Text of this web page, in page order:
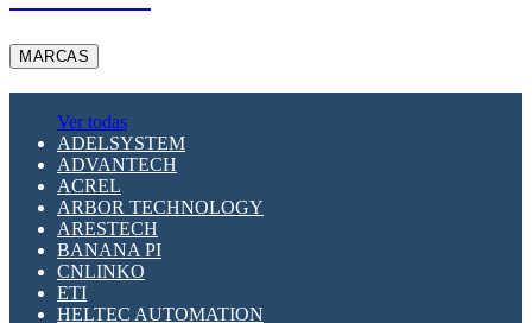
MARCAS
Ver todas
ADELSYSTEM
ADVANTECH
ACREL
ARBOR TECHNOLOGY
ARESTECH
BANANA PI
CNLINKO
ETI
HELTEC AUTOMATION